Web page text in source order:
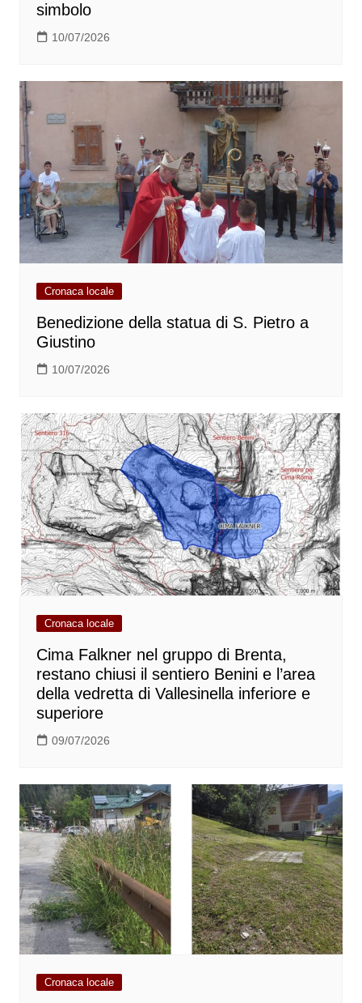
simbolo
10/07/2026
Cronaca locale
Benedizione della statua di S. Pietro a
Giustino
10/07/2026
Cronaca locale
Cima Falkner nel gruppo di Brenta,
restano chiusi il sentiero Benini e l’area
della vedretta di Vallesinella inferiore e
superiore
09/07/2026
Cronaca locale